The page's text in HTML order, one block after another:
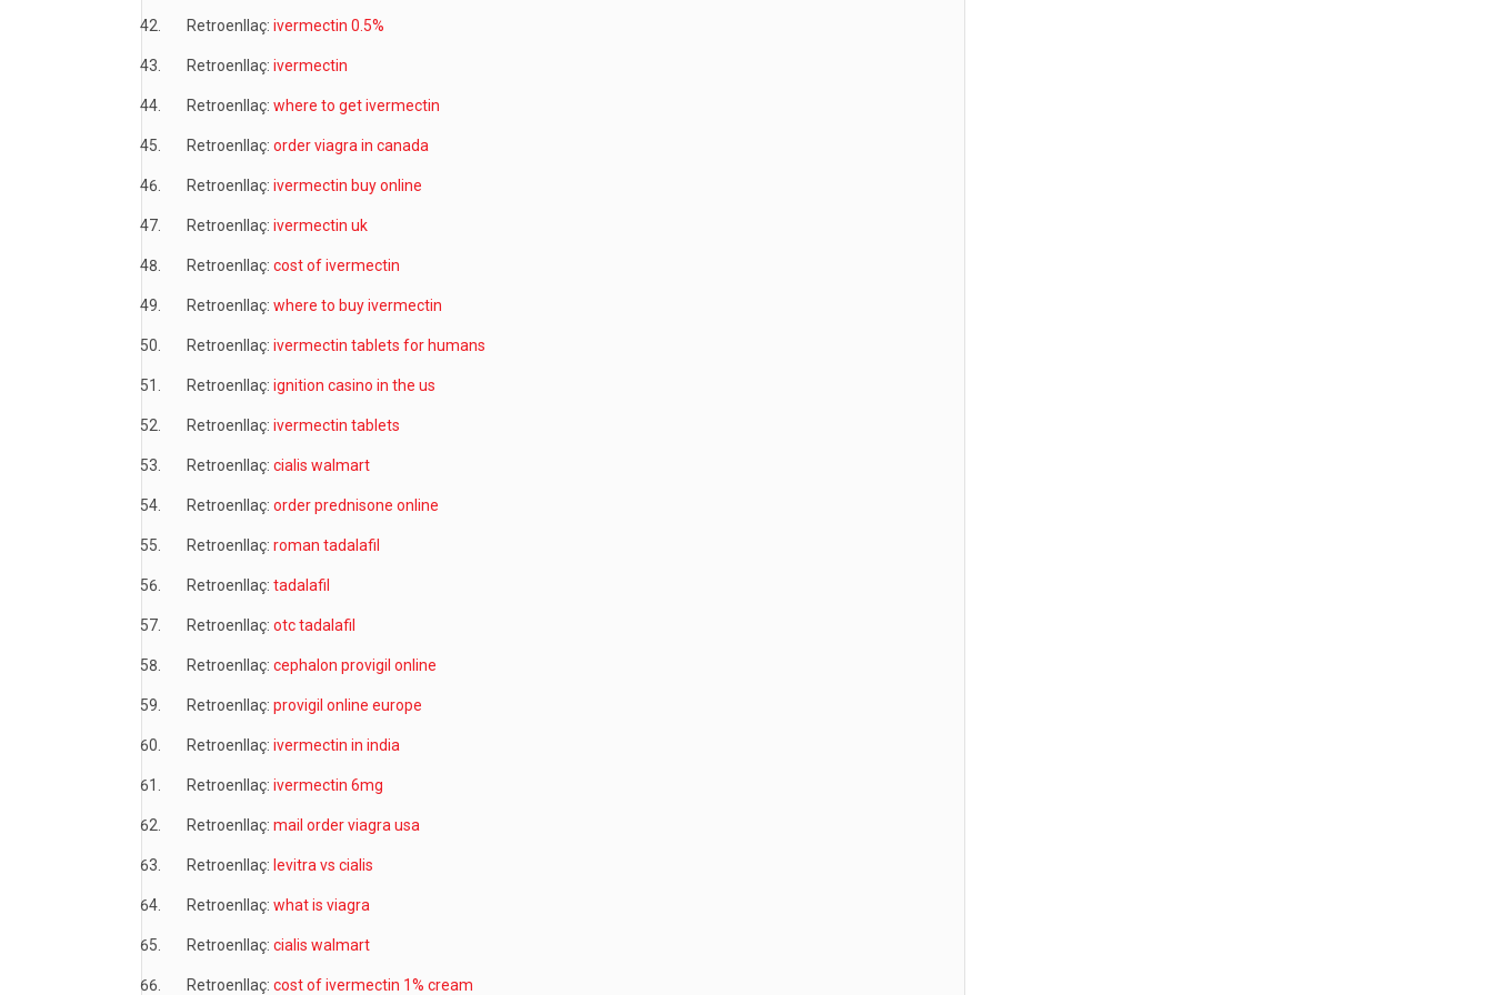
Retroenllaç: ivermectin 0.5%
Retroenllaç: ivermectin
Retroenllaç: where to get ivermectin
Retroenllaç: order viagra in canada
Retroenllaç: ivermectin buy online
Retroenllaç: ivermectin uk
Retroenllaç: cost of ivermectin
Retroenllaç: where to buy ivermectin
Retroenllaç: ivermectin tablets for humans
Retroenllaç: ignition casino in the us
Retroenllaç: ivermectin tablets
Retroenllaç: cialis walmart
Retroenllaç: order prednisone online
Retroenllaç: roman tadalafil
Retroenllaç: tadalafil
Retroenllaç: otc tadalafil
Retroenllaç: cephalon provigil online
Retroenllaç: provigil online europe
Retroenllaç: ivermectin in india
Retroenllaç: ivermectin 6mg
Retroenllaç: mail order viagra usa
Retroenllaç: levitra vs cialis
Retroenllaç: what is viagra
Retroenllaç: cialis walmart
Retroenllaç: cost of ivermectin 1% cream